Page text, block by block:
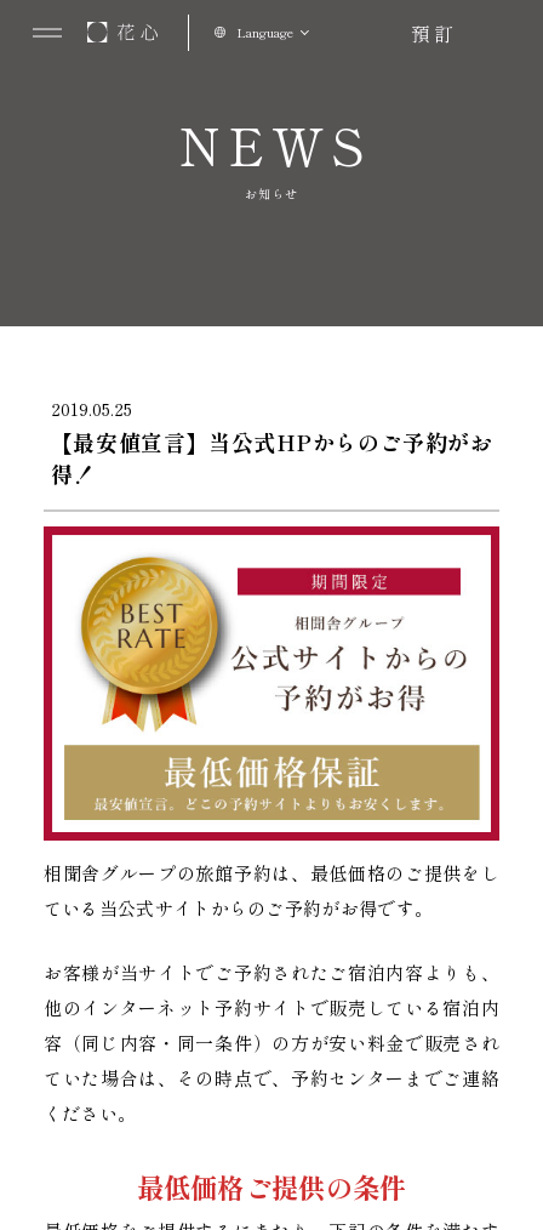
Language 預訂
NEWS
お知らせ
2019.05.25
【最安値宣言】当公式HPからのご予約がお
得！
相聞舎グループの旅館予約は、最低価格のご提供をし
ている当公式サイトからのご予約がお得です。
お客様が当サイトでご予約されたご宿泊内容よりも、
他のインターネット予約サイトで販売している宿泊内
容（同じ内容・同一条件）の方が安い料金で販売され
ていた場合は、その時点で、予約センターまでご連絡
ください。
最低価格ご提供の条件